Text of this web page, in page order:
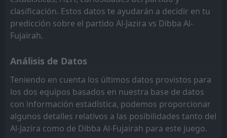
08Jan
14 Dibba Al-Fujairah 13 4 2 7 14
7 Ajman 13 3 4
10 Baniyas SC
5
13 Al Bataeh 13 2 4 7 10
9 Al Khaleej 13 4 3 6 15
8 Sharjah FC 13 3 5
13 Al Bataeh
8
14 Dibba Al-Fujairah 13 1 3 9 6
clasificación. Estos datos te ayudarán a decidir en tu
predicción sobre el partido Al-Jazira vs Dibba Al-
Fujairah.
Análisis de Datos
Teniendo en cuenta los últimos datos provistos para
los dos equipos basados en nuestra base de datos
con información estadística, podemos proporcionar
algunos detalles relativos a las posibilidades tanto del
Al-Jazira como de Dibba Al-Fujairah para este juego.